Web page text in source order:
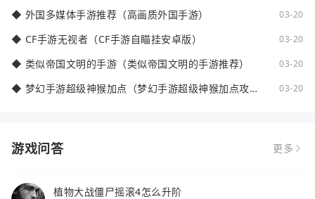
◆ 外国多媒体手游推荐（高画质外国手游） 03-20
◆ CF手游无视者（CF手游自瞄挂安卓版） 03-20
◆ 类似帝国文明的手游（类似帝国文明的手游推荐） 03-20
◆ 梦幻手游超级神猴加点（梦幻手游超级神猴加点攻
03-20
游戏问答 更多
植物大战僵尸摇滚4怎么升阶